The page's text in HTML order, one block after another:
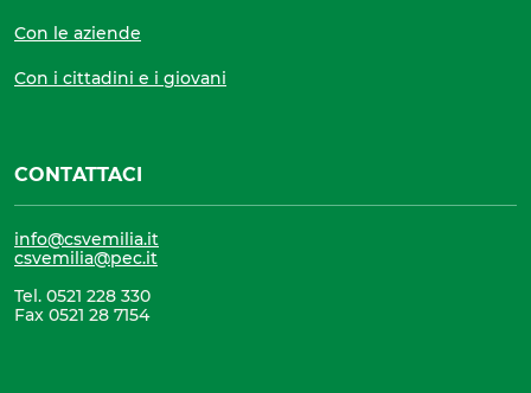
Con le aziende
Con i cittadini e i giovani
CONTATTACI
info@csvemilia.it
csvemilia@pec.it
Tel. 0521 228 330
Fax 0521 28 7154